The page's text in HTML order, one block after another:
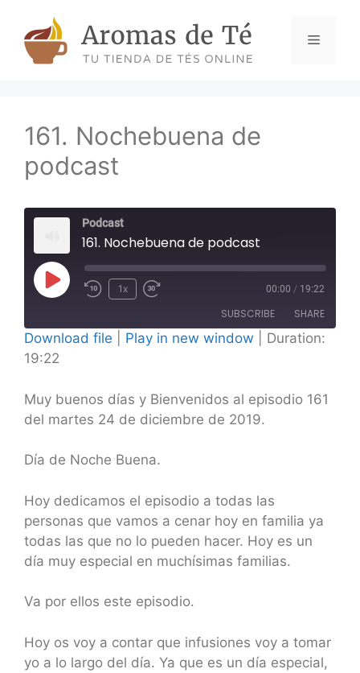
content
Menu
161. Nochebuena de
podcast
Podcast
161. Nochebuena de podcast
Play
1x 00:00 / 19:22
SUBSCRIBE SHARE
SHARE
LINK
Download file Play in new window
Duration:
19:22
Muy buenos días y Bienvenidos al episodio 161
del martes 24 de diciembre de 2019.
Día de Noche Buena.
Hoy dedicamos el episodio a todas las
personas que vamos a cenar hoy en familia ya
todas las que no lo pueden hacer. Hoy es un
día muy especial en muchísimas familias.
Va por ellos este episodio.
Hoy os voy a contar que infusiones voy a tomar
yo a lo largo del día. Ya que es un día especial,